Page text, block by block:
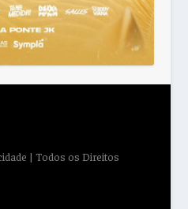
| Todos os Direitos